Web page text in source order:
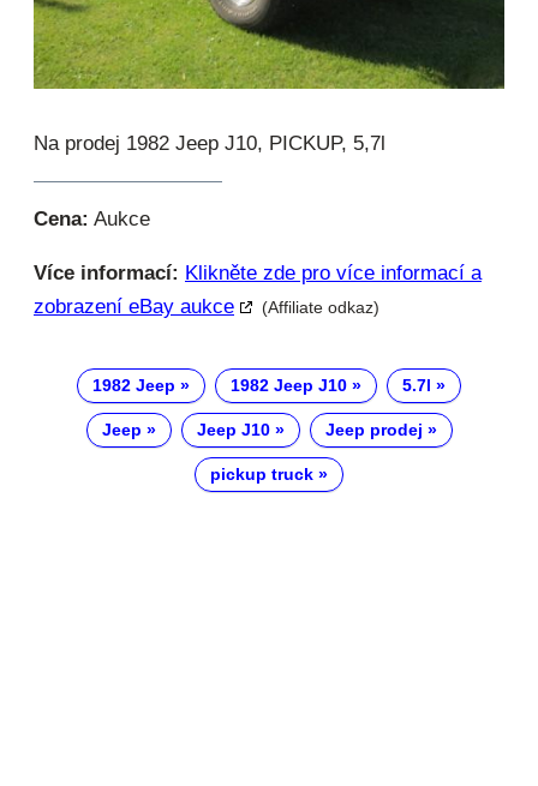
Na prodej 1982 Jeep J10, PICKUP, 5,7l
Cena: Aukce
Více informací: Klikněte zde pro více informací a
zobrazení eBay aukce
(Affiliate odkaz)
1982 Jeep 1982 Jeep J10 5.7l
Jeep Jeep J10 Jeep prodej
pickup truck